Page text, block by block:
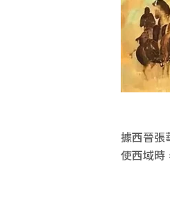
據西晉張
使西域時